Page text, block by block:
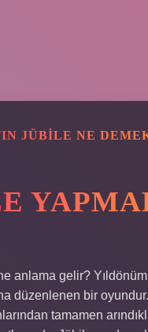
JÜBILE NE
anlama gelir?
düzenlenen bir
tamamen